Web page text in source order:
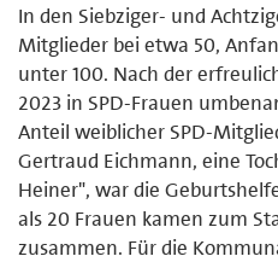
In den Siebziger- und
Mitglieder bei etwa 50,
unter 100. Nach der
2023 in SPD-Frauen
Anteil weiblicher SPD-
Gertraud Eichmann, eine
Heiner", war die
als 20 Frauen kamen zum
zusammen. Für die